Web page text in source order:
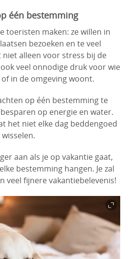
één bestemming
toeristen maken: ze willen in
bezoeken en te veel
niet alleen voor stress bij de
veel onnodige druk voor wie
in de omgeving woont.
op één bestemming te
op energie en water.
het niet elke dag beddengoed
aan als je op vakantie gaat,
bestemming hangen. Je zal
veel fijnere vakantiebelevenis!